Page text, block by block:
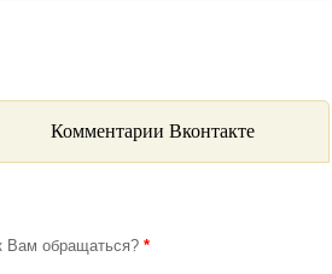
Комментарии Вконтакте
Вам обращаться? *